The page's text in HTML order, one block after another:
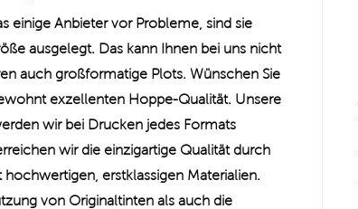
einige Anbieter vor Probleme, sind sie
ausgelegt. Das kann Ihnen bei uns nicht
auch großformatige Plots. Wünschen Sie
exzellenten Hoppe-Qualität. Unsere
wir bei Drucken jedes Formats
wir die einzigartige Qualität durch
erstklassigen Materialien.
von Originaltinten als auch die